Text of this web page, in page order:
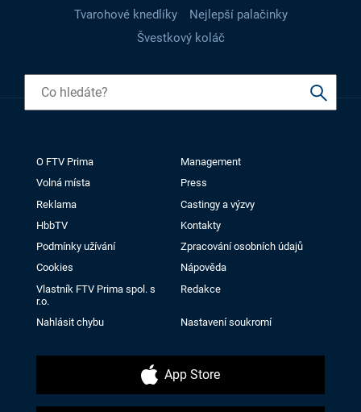
Tvarohové knedlíky
Nejlepší palačinky
Švestkový koláč
O FTV Prima
Management
Volná místa
Press
Reklama
Castingy a výzvy
HbbTV
Kontakty
Podmínky užívání
Zpracování osobních údajů
Cookies
Nápověda
Vlastník FTV Prima spol. s
r.o.
Redakce
Nahlásit chybu Nastavení soukromí
App Store